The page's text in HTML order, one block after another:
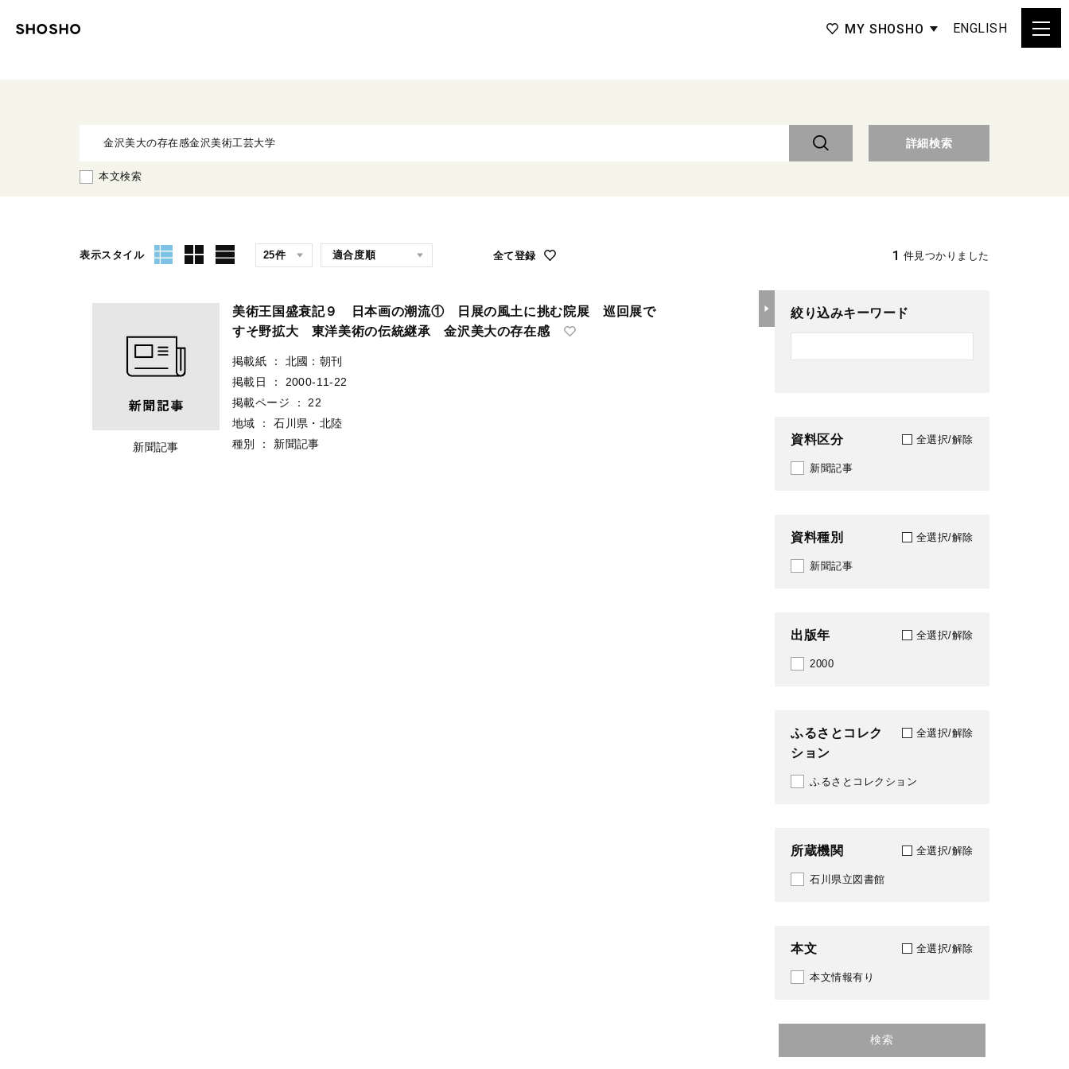
MY SHOSHO ENGLISH
詳細検索
本文検索
表示スタイル 全て登録 1 件見つかりました
新聞記事
美術王国盛衰記９ 日本画の潮流① 日展の風土に挑む院展 巡回展で
すそ野拡大 東洋美術の伝統継承 金沢美大の存在感
掲載紙 ：
北國：朝刊
掲載日
：
2000-11-22
掲載ページ
：
22
地域
：
石川県・北陸
種別
： 新聞記事
絞り込みキーワード
資料区分 全選択/解除
新聞記事
資料種別 全選択/解除
新聞記事
出版年 全選択/解除
2000
ふるさとコレク
ション
全選択/解除
ふるさとコレクション
所蔵機関 全選択/解除
石川県立図書館
本文 全選択/解除
本文情報有り
検索